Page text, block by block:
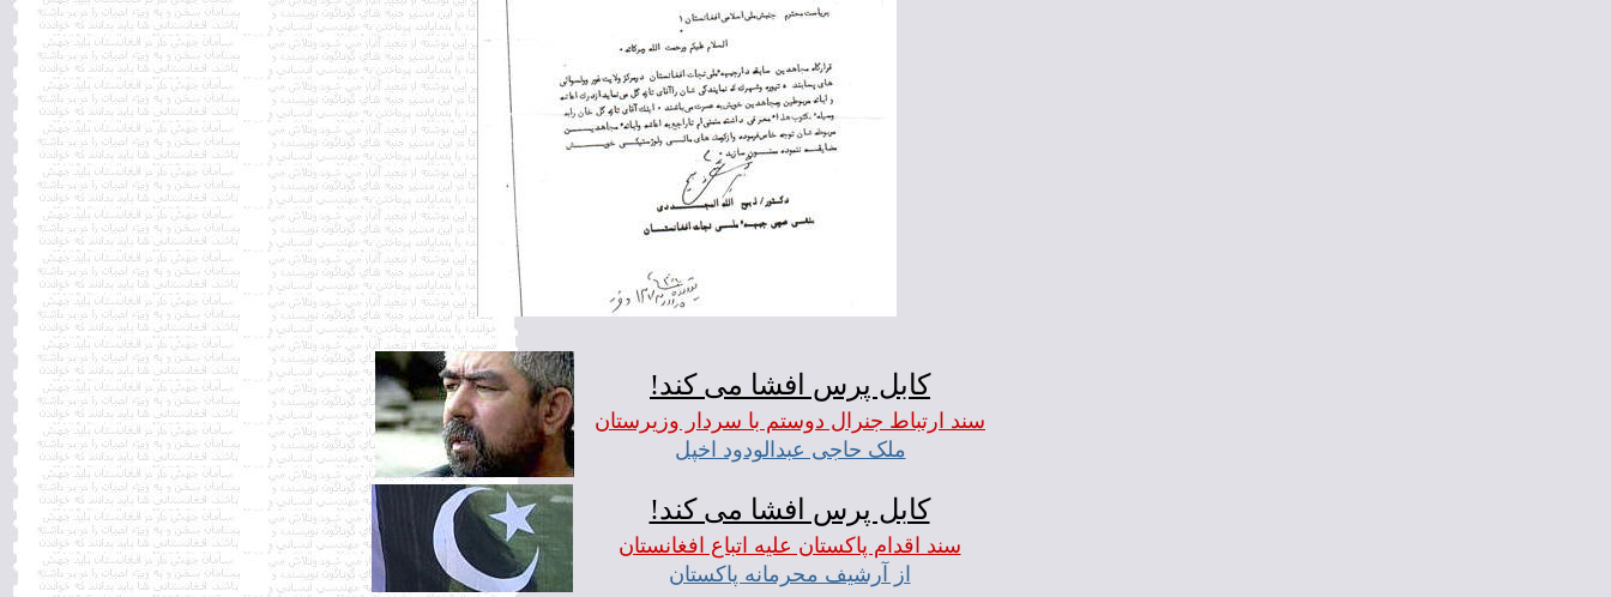
کابل پرس افشا می کند!
سند ارتباط جنرال دوستم با سردار وزيرستان
ملک حاجی عبدالودود اخپل
کابل پرس افشا می کند!
سند اقدام پاکستان عليه اتباع افغانستان
از آرشيف محرمانه پاکستان